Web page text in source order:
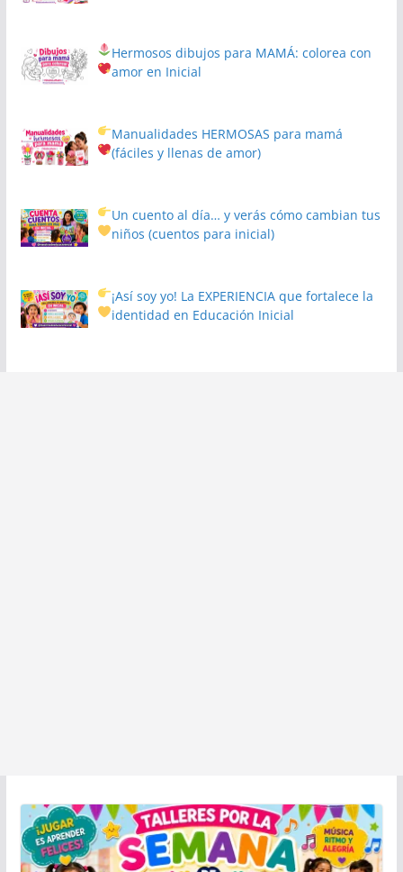
Hermosos dibujos para MAMÁ: colorea con
amor en Inicial
Manualidades HERMOSAS para mamá
(fáciles y llenas de amor)
Un cuento al día… y verás cómo cambian tus
niños(cuentos para inicial)
¡Así soy yo! La EXPERIENCIA que fortalece la
identidad en Educación Inicial